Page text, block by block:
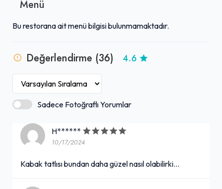
Menü
Bu restorana ait menü bilgisi bulunmamaktadır.
Değerlendirme (36) 4.6
Sadece Fotoğraflı Yorumlar
H******
10/17/2024
Kabak tatlısı bundan daha güzel nasıl olabilirki...